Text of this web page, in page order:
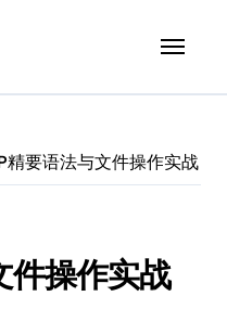
精要语法与文件操作实战
件操作实战